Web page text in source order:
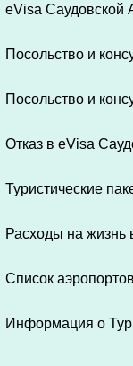
eVisa Саудовской
Посольство и
Посольство и
Отказ в eVisa
Туристические
Расходы на жизнь
Список
Информация о